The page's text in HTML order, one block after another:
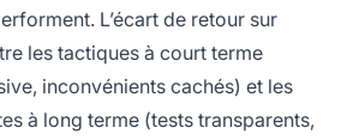
L’écart de retour sur
les tactiques à court terme
inconvénients cachés) et les
à long terme (tests transparents,